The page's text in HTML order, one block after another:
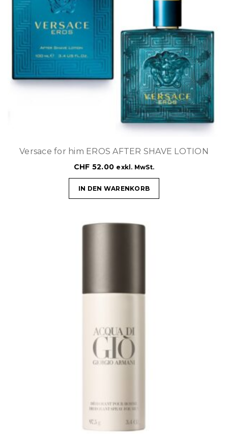
Versace for him EROS AFTER SHAVE LOTION
CHF 52.00 exkl. MwSt.
IN DEN WARENKORB